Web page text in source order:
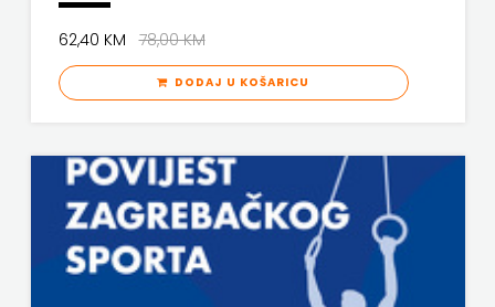
62,40 KM78,00 KM
DODAJ U KOŠARICU